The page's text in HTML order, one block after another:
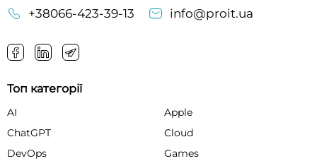
+38066-423-39-13
info@proit.ua
Топ категорії
AI
Apple
ChatGPT
Cloud
DevOps
Games